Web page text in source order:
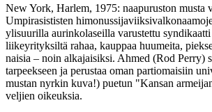
New York, Harlem, 1975: naapuruston musta
Umpirasististen
ylisuurilla aurinkolaseilla varustettu
liikeyrityksiltä rahaa, kauppaa huumeita,
naisia – noin alkajaisiksi. Ahmed (Rod Perry)
tarpeekseen ja perustaa oman partiomaisiin
mustan nyrkin kuva!) puetun "Kansan
veljien oikeuksia.